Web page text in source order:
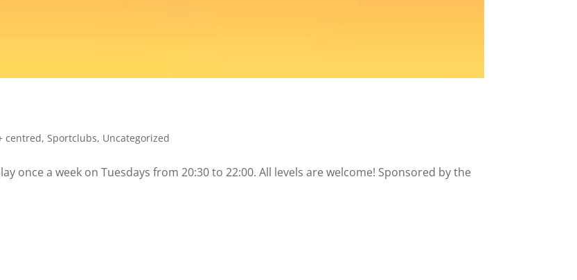
centred, Sportclubs, Uncategorized
once a week on Tuesdays from 20:30 to 22:00. All levels are welcome! Sponsored by the